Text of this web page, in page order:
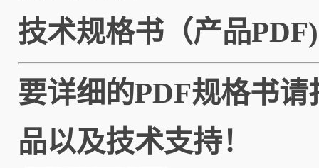
技术规格书（
要详细的PDF规格书
品以及技术支持！